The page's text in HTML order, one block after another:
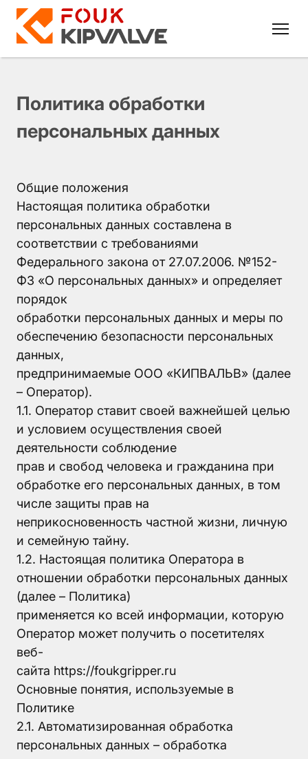
RU EN
800
4223
sales@kipvalve.ru
О
компании
Пневмозахваты
▼
Поворотные
блоки
Модули
компенсации
Дополнительные
компоненты
Аксессуары
Политика обработки
персональных данных
Общие положения
Настоящая политика обработки
персональных данных составлена в
соответствии с требованиями
Федерального закона от 27.07.2006. №152-
ФЗ «О персональных данных» и определяет
порядок
обработки персональных данных и меры по
обеспечению безопасности персональных
данных,
предпринимаемые ООО «КИПВАЛЬВ» (далее
– Оператор).
1.1. Оператор ставит своей важнейшей целью
и условием осуществления своей
деятельности соблюдение
прав и свобод человека и гражданина при
обработке его персональных данных, в том
числе защиты прав на
неприкосновенность частной жизни, личную
и семейную тайну.
1.2. Настоящая политика Оператора в
отношении обработки персональных данных
(далее – Политика)
применяется ко всей информации, которую
Оператор может получить о посетителях
веб-
сайта https://foukgripper.ru
Основные понятия, используемые в
Политике
2.1. Автоматизированная обработка
персональных данных – обработка